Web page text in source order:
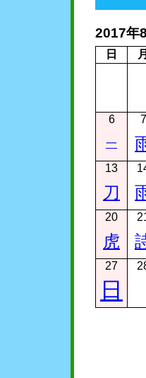
2017年
日 月
6
一
7
13
刀
20
虎
27
日